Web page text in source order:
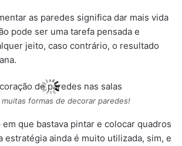
as paredes significa dar mais vida
pode ser uma tarefa pensada e
jeito, caso contrário, o resultado
muitas formas de decorar paredes!
que bastava pintar e colocar quadros
estratégia ainda é muito utilizada, sim, e